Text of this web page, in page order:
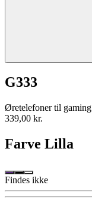
G333
Øretelefoner til gaming
339,00 kr.
Farve Lilla
Findes ikke